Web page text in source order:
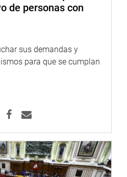
comentarios del arquitecto
sostuvo que el libro,
definitiva y
de los nombres de las
del carácter de cada
José de la Puente Brunke
por la obra y destacó
de personas con
sus demandas y
para que se cumplan